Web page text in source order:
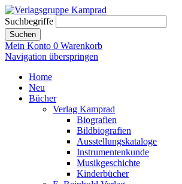
Suchbegriffe
Suchen
Mein Konto 0 Warenkorb
Navigation überspringen
Home
Neu
Bücher
Verlag Kamprad
Biografien
Bildbiografien
Ausstellungskataloge
Instrumentenkunde
Musikgeschichte
Kinderbücher